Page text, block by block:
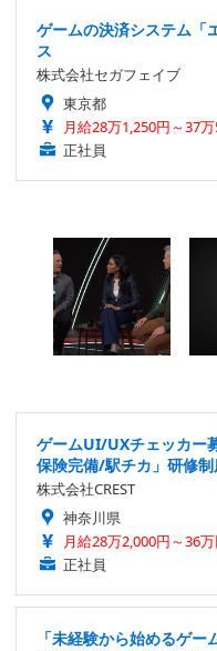
ゲームの決済システム「
ス
株式会社セガフェイブ
東京都
月給28万1,250円～37
正社員
ゲームUI/UXチェッカー
保険完備/駅チカ」研修
株式会社CREST
神奈川県
月給28万2,000円～36
正社員
「未経験から始めるゲ